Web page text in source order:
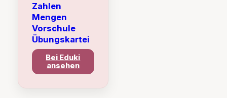
Zahlen
Mengen
Vorschule
Übungskartei
Bei Eduki
ansehen